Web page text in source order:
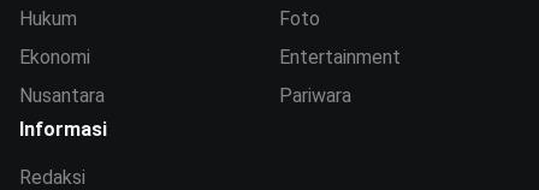
Hukum
Ekonomi
Nusantara
Foto
Entertainment
Pariwara
Informasi
Redaksi